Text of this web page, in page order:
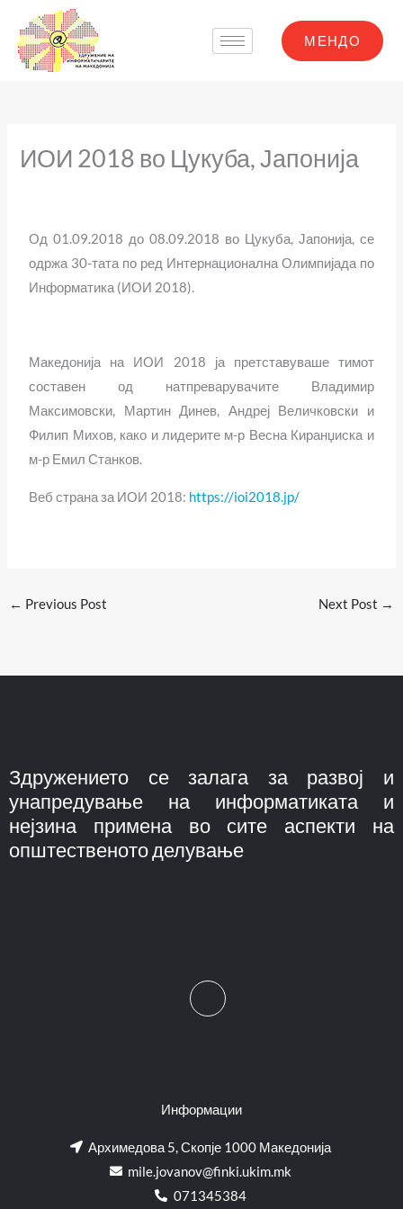
content
МЕНДО
ИОИ 2018 во Цукуба, Јапонија
Од 01.09.2018 до 08.09.2018 во Цукуба, Јапонија, се
одржа 30-тата по ред Интернационална Олимпијада по
Информатика (ИОИ 2018).
Македонија на ИОИ 2018 ја претставуваше тимот
составен од натпреварувачите Владимир
Максимовски, Мартин Динев, Андреј Величковски и
Филип Михов, како и лидерите м-р Весна Киранџиска и
м-р Емил Станков.
Веб страна за ИОИ 2018: https://ioi2018.jp/
← Previous Post Next Post →
Здружението се залага за развој и
унапредување на информатиката и
нејзина примена во сите аспекти на
општественото делување
Информации
Архимедова 5, Скопје 1000 Македонија
mile.jovanov@finki.ukim.mk​
071345384